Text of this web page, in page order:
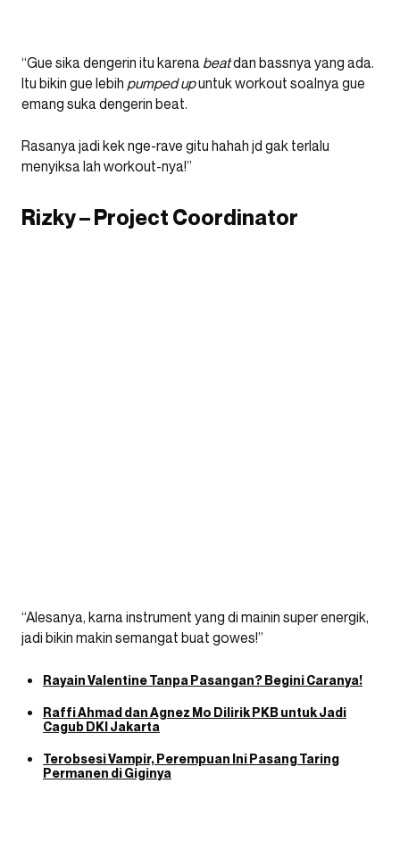
“Gue sika dengerin itu karena beatdan bassnya yang ada.
Itu bikin gue lebih pumped upuntuk workout soalnya gue
emang suka dengerin beat.
Rasanya jadi kek nge-rave gitu hahah jd gak terlalu
menyiksa lah workout-nya!”
Rizky – Project Coordinator
“Alesanya, karna instrument yang di mainin super energik,
jadi bikin makin semangat buat gowes!”
Rayain Valentine Tanpa Pasangan? Begini Caranya!
Raffi Ahmad dan Agnez Mo Dilirik PKB untuk Jadi
Cagub DKI Jakarta
Terobsesi Vampir, Perempuan Ini Pasang Taring
Permanen di Giginya